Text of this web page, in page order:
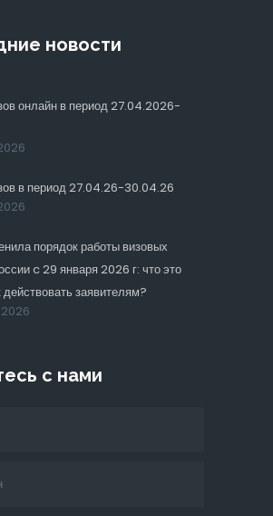
новости
онлайн в период 27.04.2026-
в период 27.04.26-30.04.26
порядок работы визовых
c 29 января 2026 г: что это
действовать заявителям?
с нами